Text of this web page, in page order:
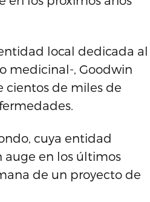
local dedicada al
medicinal-, Goodwin
cientos de miles de
cuya entidad
auge en los últimos
de un proyecto de